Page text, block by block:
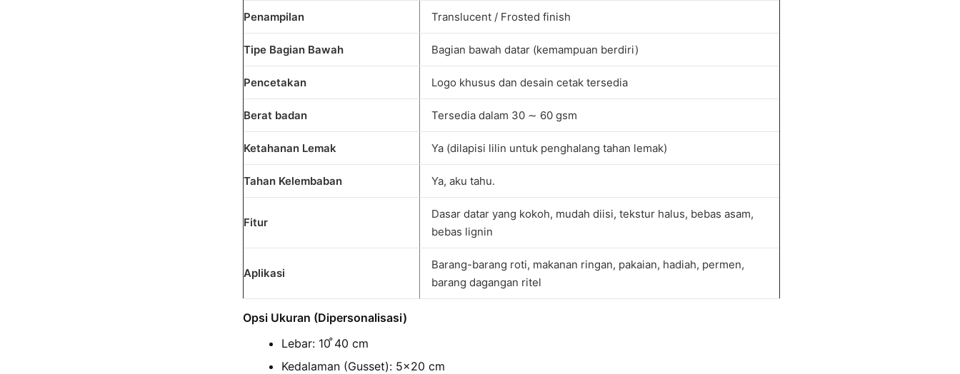
Penampilan Translucent / Frosted finish
Tipe Bagian Bawah Bagian bawah datar (kemampuan berdiri)
Pencetakan Logo khusus dan desain cetak tersedia
Berat badan Tersedia dalam 30 ∼ 60 gsm
Ketahanan Lemak Ya (dilapisi lilin untuk penghalang tahan lemak)
Tahan Kelembaban Ya, aku tahu.
Fitur
Dasar datar yang kokoh, mudah diisi, tekstur halus, bebas asam,
bebas lignin
Aplikasi
Barang-barang roti, makanan ringan, pakaian, hadiah, permen,
barang dagangan ritel
Opsi Ukuran (Dipersonalisasi)
Lebar: 10 ̊40 cm
Kedalaman (Gusset): 5×20 cm